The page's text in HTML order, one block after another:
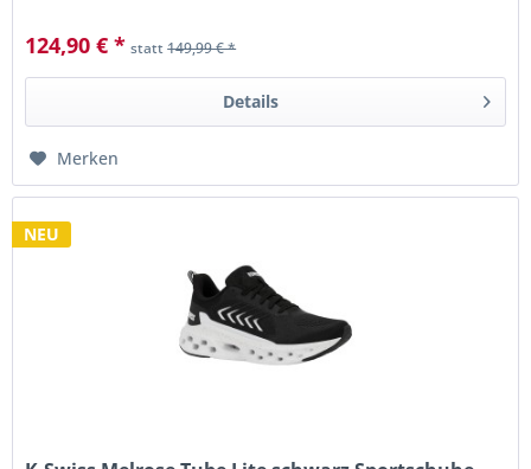
124,90 € * statt149,99 € *
Details
Merken
NEU